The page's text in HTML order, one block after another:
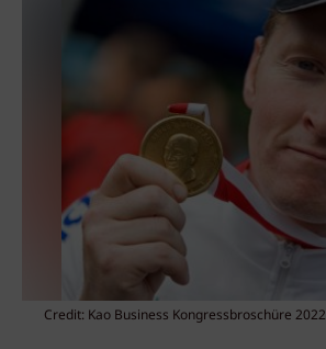
Credit: Kao Business Kongressbroschüre 2022